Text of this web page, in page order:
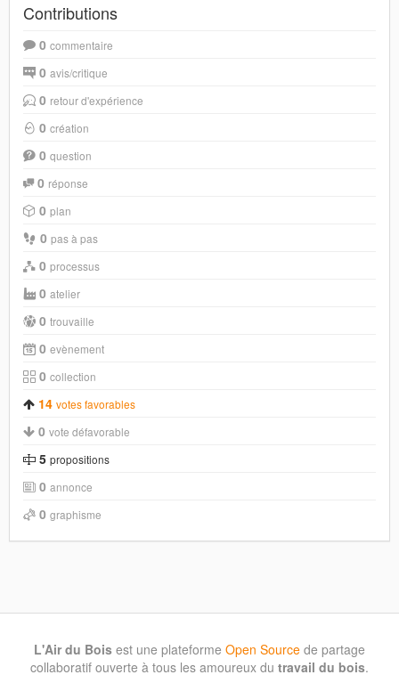
Contributions
0 commentaire
0 avis/critique
0 retour d'expérience
0 création
0 question
0 réponse
0 plan
0 pas à pas
0 processus
0 atelier
0 trouvaille
0 evènement
0 collection
14 votes favorables
0 vote défavorable
5 propositions
0 annonce
0 graphisme
L'Air du Bois est une plateforme Open Source de partage
collaboratif ouverte à tous les amoureux du travail du bois.